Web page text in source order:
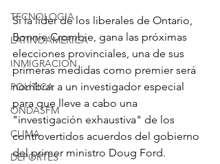
TECNOLOGIA
LATINOAMERICA
INMIGRACION
POLÍTICA
ONDASFM
CLIMA
DEPORTES
Si la líder de los liberales de Ontario,
Bonnie Crombie, gana las próximas
elecciones provinciales, una de sus
primeras medidas como premier será
nombrar a un investigador especial
para que lleve a cabo una
"investigación exhaustiva" de los
controvertidos acuerdos del gobierno
del primer ministro Doug Ford.